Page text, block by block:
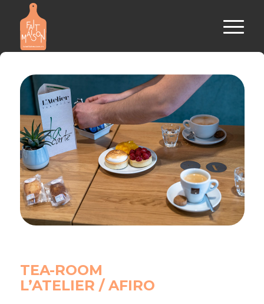
TEA-ROOM
L’ATELIER / AFIRO